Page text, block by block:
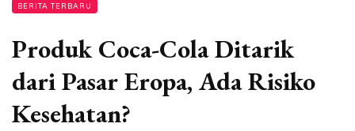
BERITA TERBARU
Produk Coca-Cola Ditarik
dari Pasar Eropa, Ada Risiko
Kesehatan?